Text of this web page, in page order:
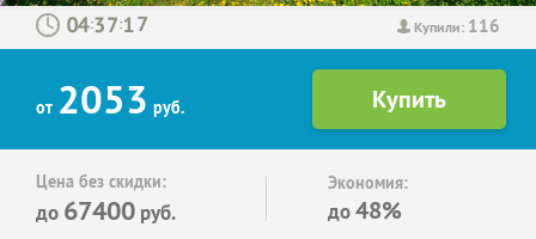
Купили: 116
: :
от 2053 руб.
Цена без скидки:
до 67400 руб.
Экономия:
до48%